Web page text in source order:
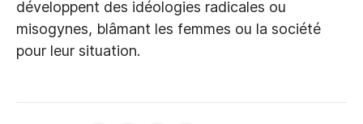
développent des idéologies radicales ou
misogynes, blâmant les femmes ou la société
pour leur situation.